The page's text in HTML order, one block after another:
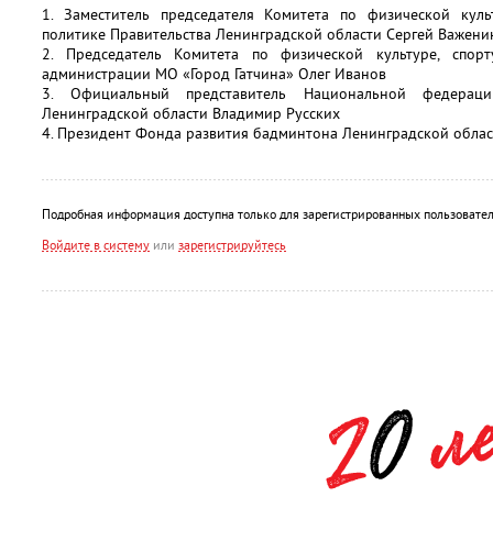
1. Заместитель председателя Комитета по физической
политике Правительства Ленинградской области Сергей
2. Председатель Комитета по физической культуре,
администрации МО «Город Гатчина» Олег Иванов
3. Официальный представитель Национальной
Ленинградской области Владимир Русских
4. Президент Фонда развития бадминтона Ленинградской
Подробная информация доступна только для зарегистрированных
Войдите в систему или зарегистрируйтесь